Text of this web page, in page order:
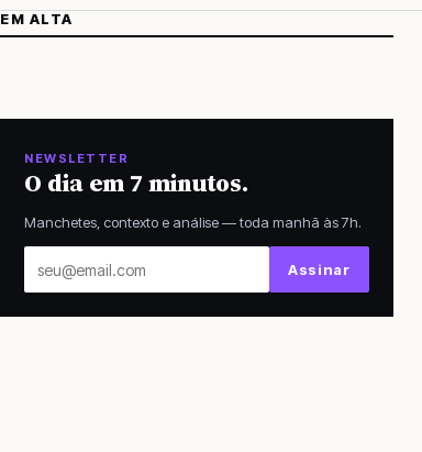
EM ALTA
NEWSLETTER
O dia em 7 minutos.
Manchetes, contexto e análise — toda manhã às 7h.
email
Assinar